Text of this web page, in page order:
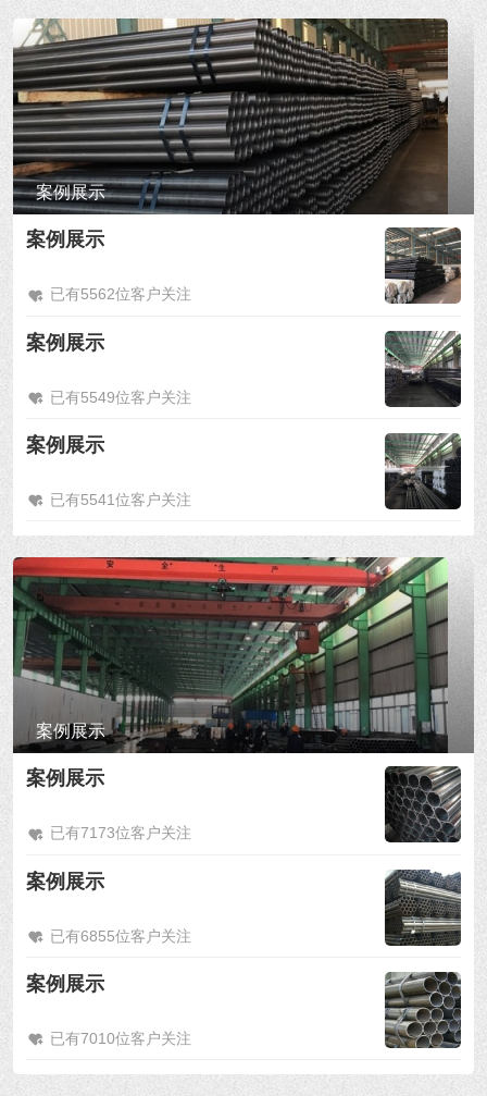
案例展示
案例展示
已有5562位客户关注
案例展示
已有5549位客户关注
案例展示
已有5541位客户关注
案例展示
案例展示
已有7173位客户关注
案例展示
已有6855位客户关注
案例展示
已有7010位客户关注